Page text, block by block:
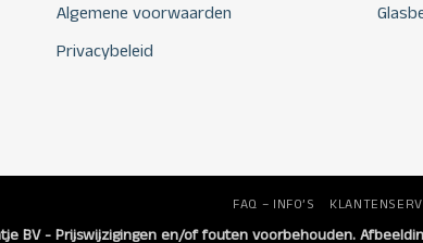
Algemene voorwaarden
Privacybeleid
FAQ – INFO’S
BV - Prijswijzigingen en/of fouten voorbehouden.